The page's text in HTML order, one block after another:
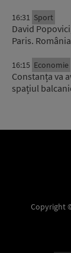
16:31 Sport
David
Paris.
16:15 Economie
Constanța va
spațiul
Copyright